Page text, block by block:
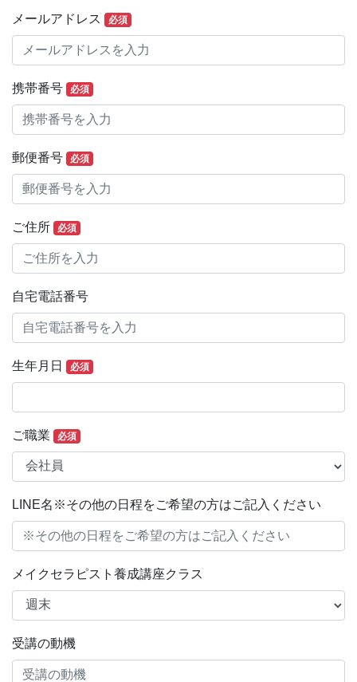
メールアドレス 必須
携帯番号 必須
郵便番号 必須
ご住所 必須
自宅電話番号
生年月日 必須
ご職業 必須
LINE名※その他の日程をご希望の方はご記入ください
メイクセラピスト養成講座クラス
受講の動機